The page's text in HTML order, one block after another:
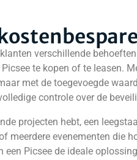
verschillende
te kopen of te leasen.
met de toegevoegde
controle over de
projecten hebt, een
meerdere evenementen die
een Picsee de ideale